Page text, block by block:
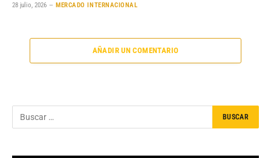
28 julio, 2026 MERCADO INTERNACIONAL
AÑADIR UN COMENTARIO